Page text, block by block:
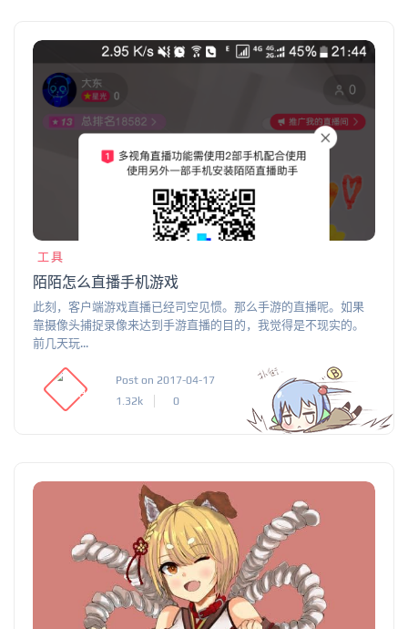
工具
陌陌怎么直播手机游戏
此刻，客户端游戏直播已经司空见惯。那么手游的直播呢。如果
靠摄像头捕捉录像来达到手游直播的目的，我觉得是不现实的。
前几天玩...
Post on 2017-04-17
1.32k
0